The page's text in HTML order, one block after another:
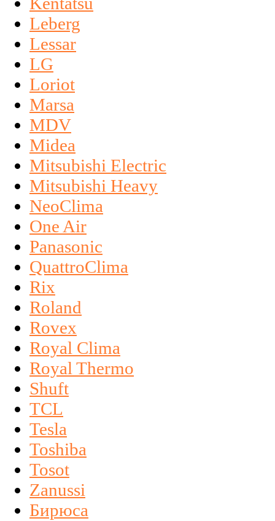
Leberg
Lessar
LG
Loriot
Marsa
MDV
Midea
Mitsubishi Electric
Mitsubishi Heavy
NeoClima
One Air
Panasonic
QuattroClima
Rix
Roland
Rovex
Royal Clima
Royal Thermo
Shuft
TCL
Tesla
Toshiba
Tosot
Zanussi
Бирюса